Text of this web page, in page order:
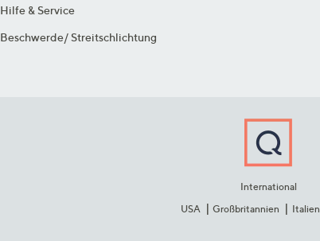
Hilfe & Service
Beschwerde/ Streitschlichtung
International
USA
Großbritannien Italien